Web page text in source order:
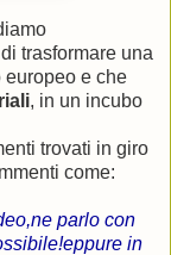
trasformare una
europeo e che
, in un incubo
trovati in giro
come:
parlo con
in